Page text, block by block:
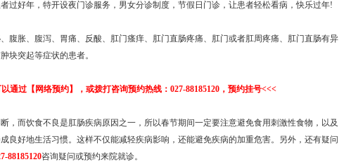
好年，特开设夜门诊服务，男女分诊制度，节假日门诊，让患者轻松看病，快乐过年!
胀、腹泻、胃痛、反酸、肛门瘙痒、肛门直肠疼痛、肛门或者肛周疼痛、肛门直肠有异
块突起等症状的患者。
通过【网络预约】，或拨打咨询预约热线：027-88185120，预约挂号<<<
，而饮食不良是肛肠疾病原因之一，所以春节期间一定要注意避免食用刺激性食物，以及
良好地生活习惯。这样不仅能减轻疾病影响，还能避免疾病的加重危害。另外，还有疑问
88185120咨询疑问或预约来院就诊。